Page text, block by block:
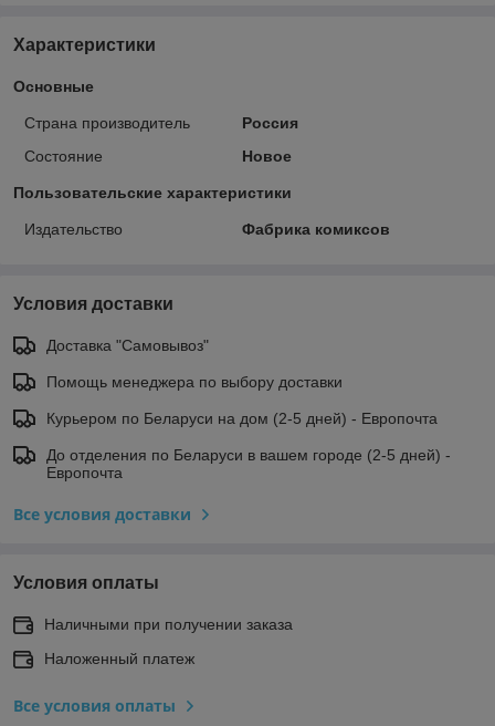
Характеристики
Основные
Страна производитель
Россия
Состояние
Новое
Пользовательские характеристики
Издательство Фабрика комиксов
Условия доставки
Доставка "Самовывоз"
Помощь менеджера по выбору доставки
Курьером по Беларуси на дом (2-5 дней) - Европочта
До отделения по Беларуси в вашем городе (2-5 дней) -
Европочта
Все условия доставки
Условия оплаты
Наличными при получении заказа
Наложенный платеж
Все условия оплаты